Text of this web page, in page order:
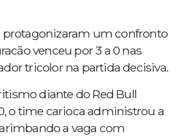
protagonizaram um confronto
venceu por 3 a 0 nas
tricolor na partida decisiva.
diante do Red Bull
o time carioca administrou a
a vaga com